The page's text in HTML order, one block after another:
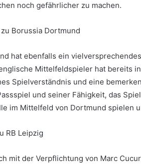
noch gefährlicher zu machen.
Borussia Dortmund
hat ebenfalls ein
Mittelfeldspieler hat bereits
Spielverständnis und eine
und seiner Fähigkeit, das
im Mittelfeld von Dortmund spielen
RB Leipzig
mit der Verpflichtung von Marc